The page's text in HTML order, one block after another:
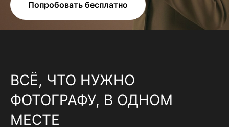
Попробовать бесплатно
ВСЁ, ЧТО НУЖНО
ФОТОГРАФУ, В ОДНОМ
МЕСТЕ